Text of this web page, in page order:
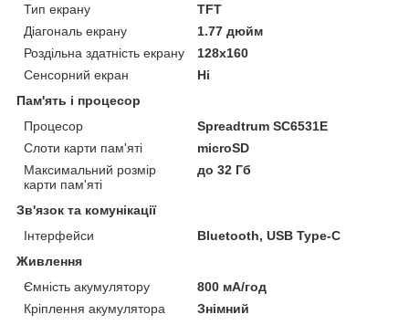
Тип екрану
TFT
Діагональ екрану
1.77 дюйм
Роздільна здатність екрану
128x160
Сенсорний екран
Ні
Пам'ять і процесор
Процесор
Spreadtrum SC6531E
Слоти карти пам'яті
microSD
Максимальний розмір
карти пам'яті
до 32 Гб
Зв'язок та комунікації
Інтерфейси
Bluetooth, USB Type-C
Живлення
Ємність акумулятору
800 мА/год
Кріплення акумулятора
Знімний